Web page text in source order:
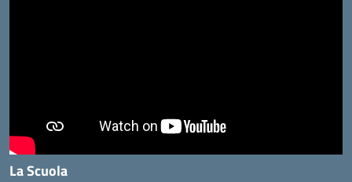
La Scuola